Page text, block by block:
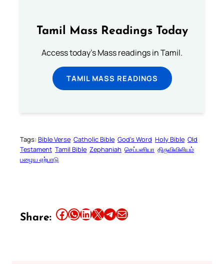
Tamil Mass Readings Today
Access today's Mass readings in Tamil.
TAMIL MASS READINGS
Tags: Bible Verse Catholic Bible God’s Word Holy Bible Old
Testament Tamil Bible Zephaniah செப்பனியா திருவிவிலியம்
பழைய ஏற்பாடு
Share: Share this article on Facebook Share this article on WhatsApp Share this article on LinkedIn Share this article on X Share this article on TelegramEmail this Article